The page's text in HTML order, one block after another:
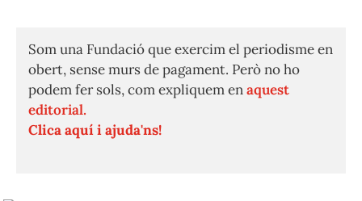
Som una Fundació que exercim el periodisme en
obert, sense murs de pagament. Però no ho
podem fer sols, com expliquem enaquest
editorial.
Clica aquí i ajuda'ns!